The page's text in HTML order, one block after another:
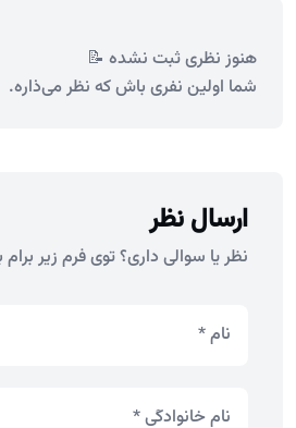
هنوز نظری ثبت نشده 📝
شما اولین نفری باش که نظر می‌ذاره.
ارسال نظر
نظر یا سوالی داری؟ توی فرم زیر